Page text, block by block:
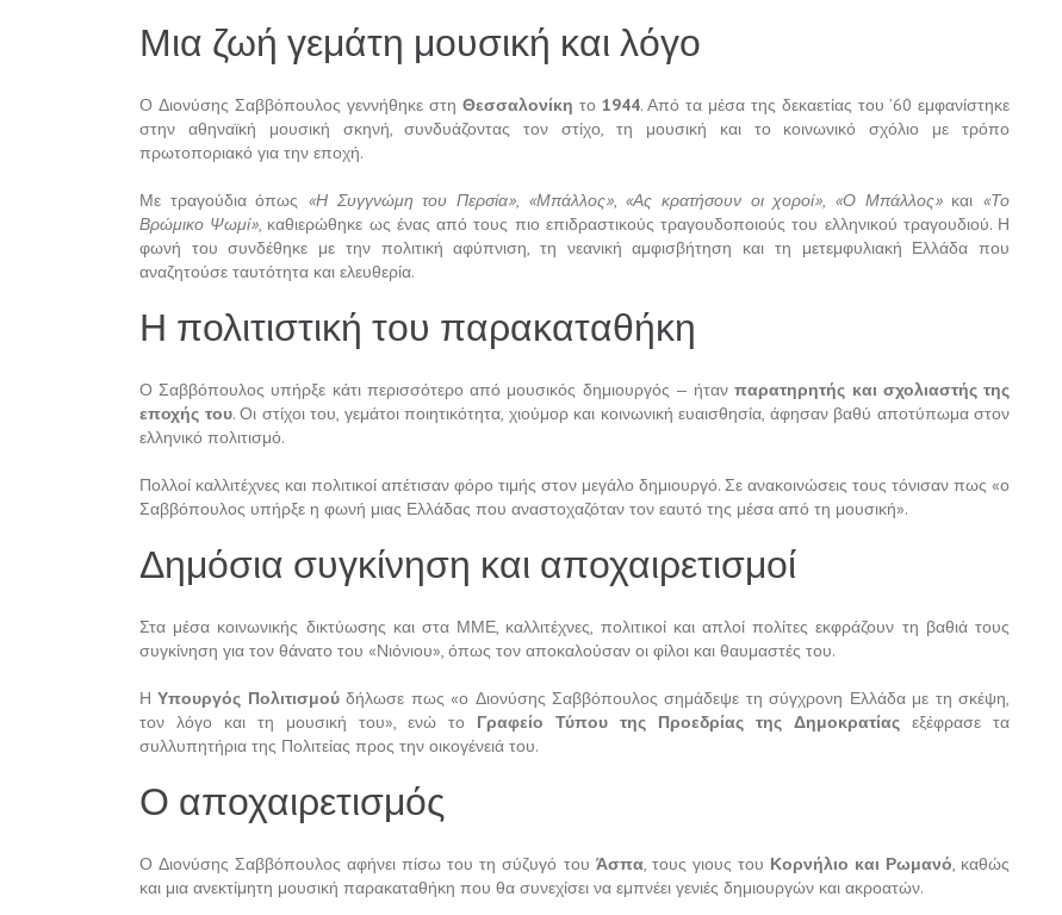
Μια ζωή γεμάτη μουσική και λόγο
Ο Διονύσης Σαββόπουλος γεννήθηκε στη Θεσσαλονίκη το 1944. Από τα μέσα της δεκαετίας του ’60 εμφανίστηκε
στην αθηναϊκή μουσική σκηνή, συνδυάζοντας τον στίχο, τη μουσική και το κοινωνικό σχόλιο με τρόπο
πρωτοποριακό για την εποχή.
Με τραγούδια όπως «Η Συγγνώμη του Περσία», «Μπάλλος», «Ας κρατήσουν οι χοροί», «Ο Μπάλλος»και «Το
Βρώμικο Ψωμί», καθιερώθηκε ως ένας από τους πιο επιδραστικούς τραγουδοποιούς του ελληνικού τραγουδιού. Η
φωνή του συνδέθηκε με την πολιτική αφύπνιση, τη νεανική αμφισβήτηση και τη μετεμφυλιακή Ελλάδα που
αναζητούσε ταυτότητα και ελευθερία.
Η πολιτιστική του παρακαταθήκη
Ο Σαββόπουλος υπήρξε κάτι περισσότερο από μουσικός δημιουργός — ήτανπαρατηρητής και σχολιαστής της
εποχής του. Οι στίχοι του, γεμάτοι ποιητικότητα, χιούμορ και κοινωνική ευαισθησία, άφησαν βαθύ αποτύπωμα στον
ελληνικό πολιτισμό.
Πολλοί καλλιτέχνες και πολιτικοί απέτισαν φόρο τιμής στον μεγάλο δημιουργό. Σε ανακοινώσεις τους τόνισαν πως «ο
Σαββόπουλος υπήρξε η φωνή μιας Ελλάδας που αναστοχαζόταν τον εαυτό της μέσα από τη μουσική».
Δημόσια συγκίνηση και αποχαιρετισμοί
Στα μέσα κοινωνικής δικτύωσης και στα ΜΜΕ, καλλιτέχνες, πολιτικοί και απλοί πολίτες εκφράζουν τη βαθιά τους
συγκίνηση για τον θάνατο του «Νιόνιου», όπως τον αποκαλούσαν οι φίλοι και θαυμαστές του.
ΗΥπουργός Πολιτισμούδήλωσε πως «ο Διονύσης Σαββόπουλος σημάδεψε τη σύγχρονη Ελλάδα με τη σκέψη,
τον λόγο και τη μουσική του», ενώ το Γραφείο Τύπου της Προεδρίας της Δημοκρατίας εξέφρασε τα
συλλυπητήρια της Πολιτείας προς την οικογένειά του.
Ο αποχαιρετισμός
Ο Διονύσης Σαββόπουλος αφήνει πίσω του τη σύζυγό του Άσπα, τους γιους του Κορνήλιο και Ρωμανό, καθώς
και μια ανεκτίμητη μουσική παρακαταθήκη που θα συνεχίσει να εμπνέει γενιές δημιουργών και ακροατών.